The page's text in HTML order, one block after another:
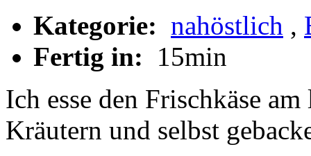
Kategorie: nahöstlich ,
Fertig in:
15min
Ich esse den Frischkäse
Kräutern und selbst